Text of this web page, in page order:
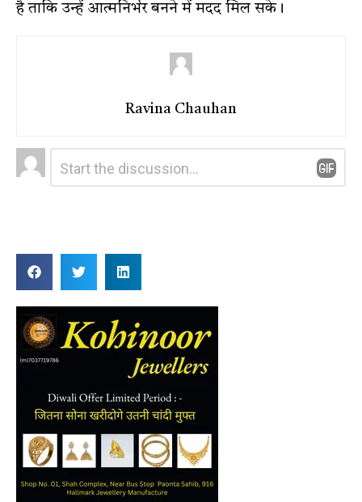
है ताकि उन्हें आत्मनिर्भर बनने में मदद मिल सके।
Ravina Chauhan
Leave
a
Comment